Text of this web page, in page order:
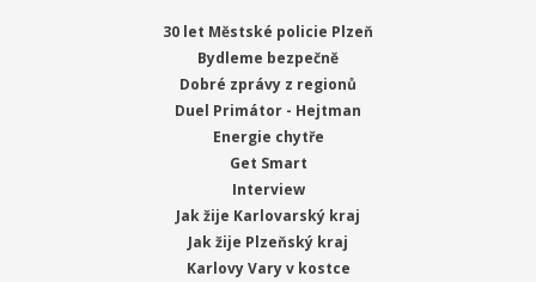
30 let Městské policie Plzeň
Bydleme bezpečně
Dobré zprávy z regionů
Duel Primátor - Hejtman
Energie chytře
Get Smart
Interview
Jak žije Karlovarský kraj
Jak žije Plzeňský kraj
Karlovy Vary v kostce